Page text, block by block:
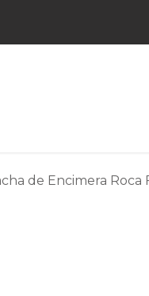
de Encimera Roca